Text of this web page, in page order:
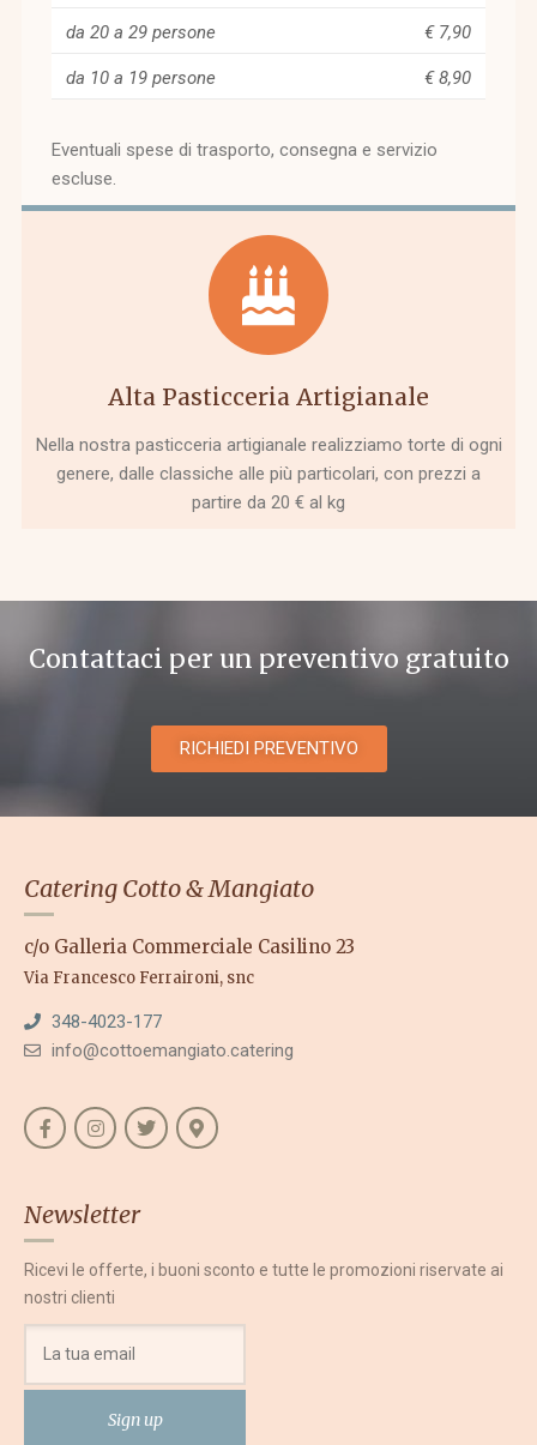
da 20 a 29 persone € 7,90
da 10 a 19 persone € 8,90
Eventuali spese di trasporto, consegna e servizio
escluse.
Alta Pasticceria Artigianale
Nella nostra pasticceria artigianale realizziamo torte di ogni
genere, dalle classiche alle più particolari, con prezzi a
partire da 20 € al kg
Contattaci per un preventivo gratuito
RICHIEDI PREVENTIVO
Catering Cotto & Mangiato
c/o Galleria Commerciale Casilino 23
Via Francesco Ferraironi, snc
348-4023-177
info@cottoemangiato.catering
Newsletter
Ricevi le offerte, i buoni sconto e tutte le promozioni riservate ai
nostri clienti